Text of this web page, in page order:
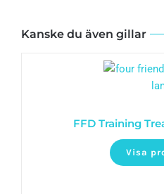
Kanske du även gillar
FFD Training
Visa